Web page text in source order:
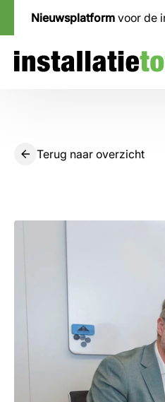
Nieuwsplatform voor de
Terug naar overzicht